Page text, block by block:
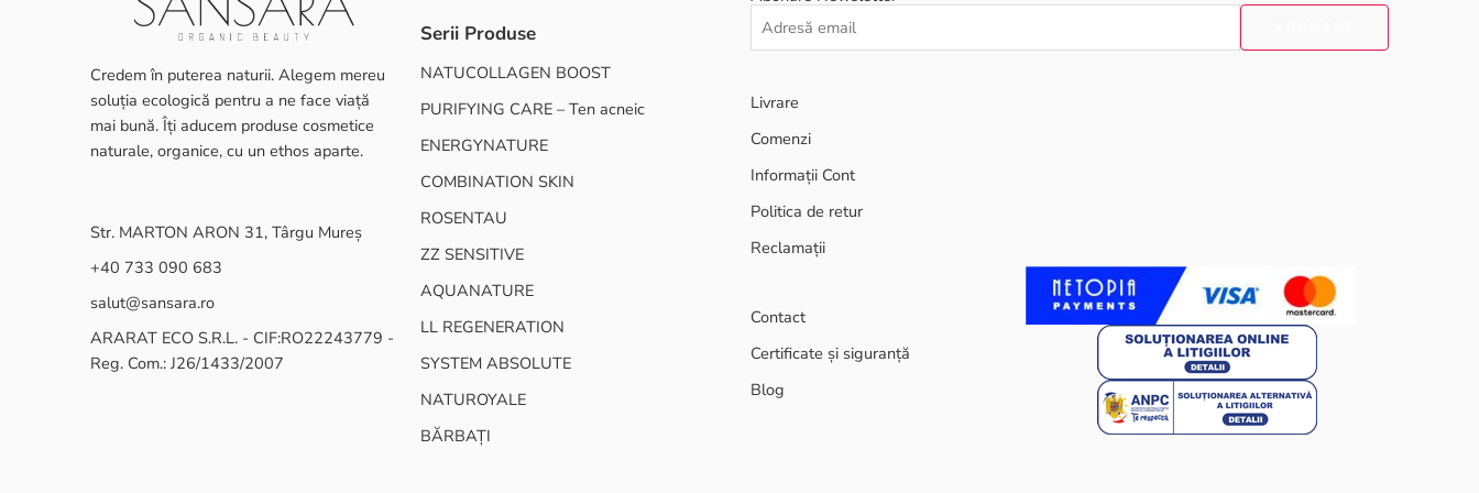
Credem în puterea naturii. Alegem mereu
soluția ecologică pentru a ne face viață
mai bună. Îți aducem produse cosmetice
naturale, organice, cu un ethos aparte.
Str. MARTON ARON 31, Târgu Mureș
+40 733 090 683
salut@sansara.ro
ARARAT ECO S.R.L. - CIF:RO22243779 -
Reg. Com.: J26/1433/2007
Serii Produse
NATUCOLLAGEN BOOST
PURIFYING CARE – Ten acneic
ENERGYNATURE
COMBINATION SKIN
ROSENTAU
ZZ SENSITIVE
AQUANATURE
LL REGENERATION
SYSTEM ABSOLUTE
NATUROYALE
BĂRBAȚI
Livrare
Comenzi
Informații Cont
Politica de retur
Reclamații
Contact
Certificate și siguranță
Blog